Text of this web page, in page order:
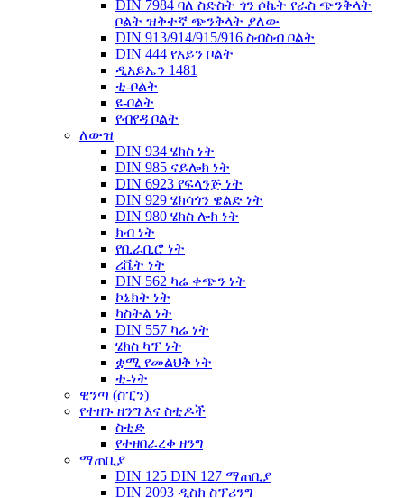
DIN 7984 ባለ ስድስት ጎን ሶኬት የራስ ጭንቅላት
ቦልት ዝቅተኛ ጭንቅላት ያለው
DIN 913/914/915/916 ስብስብ ቦልት
DIN 444 የአይን ቦልት
ዲአይኤን 1481
ቲ-ቦልት
ዩ-ቦልት
የብየዳ ቦልት
ለውዝ
DIN 934 ሄክስ ነት
DIN 985 ናይሎክ ነት
DIN 6923 የፍላንጅ ነት
DIN 929 ሄክሳጎን ዌልድ ነት
DIN 980 ሄክስ ሎክ ነት
ክብ ነት
የቢራቢሮ ነት
ሪቬት ነት
DIN 562 ካሬ ቀጭን ነት
ኮኔክት ነት
ካስትል ነት
DIN 557 ካሬ ነት
ሄክስ ካፕ ነት
ቋሚ የመልህቅ ነት
ቲ-ነት
ዊንጣ (ስፒን)
የተዘጉ ዘንግ እና ስቲዶች
ስቲድ
የተዘበራረቀ ዘንግ
ማጠቢያ
DIN 125 DIN 127 ማጠቢያ
DIN 2093 ዲስክ ስፕሪንግ